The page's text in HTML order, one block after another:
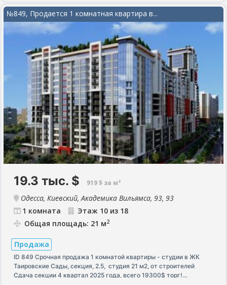
№849, Продается 1 комнатная квартира в...
19.3 тыс. $ 919 $ за м²
Одесса, Киевский, Академика Вильямса, 93, 93
1 комната
Этаж 10 из 18
Общая площадь: 21 м2
Продажа
ID 849 Срочная продажа 1 комнатой квартиры - студии в ЖК
Таировские Сады, секция, 2.5, студия 21 м2, от строителей
Сдача секции 4 квартал 2025 года, всего 19300$ торг!